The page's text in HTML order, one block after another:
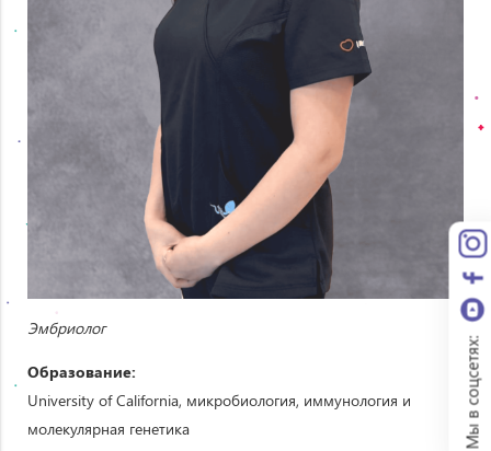
Эмбриолог
Образование:
University of California, микробиология, иммунология и
молекулярная генетика
Мы в соцсетях: